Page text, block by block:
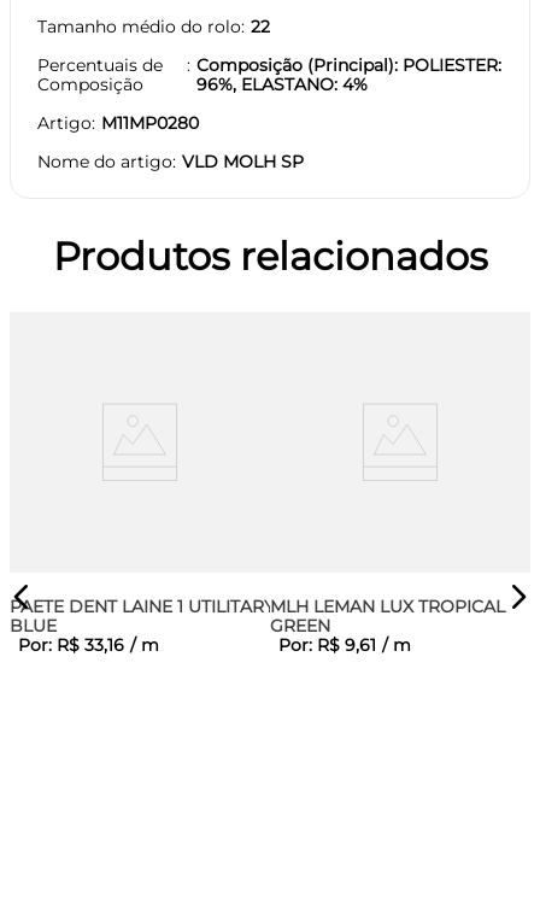
Tamanho médio do rolo 22
Percentuais de
Composição
Composição (Principal): POLIESTER:
96%, ELASTANO: 4%
Artigo M11MP0280
Nome do artigo VLD MOLH SP
Produtos relacionados
PAETE DENT LAINE 1 UTILITARY
BLUE
Por: R$ 33,16 / m
MLH LEMAN LUX TROPICAL
GREEN
Por: R$ 9,61 / m